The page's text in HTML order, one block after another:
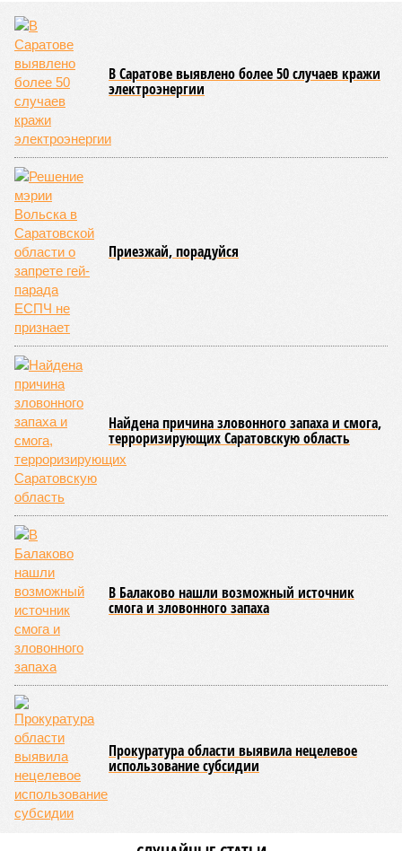
В театральном зале Саратовской государственной консерватории
имени Л. В. Собинова 16 мая состоялся масштабный
благотворительный концерт «Вера, надежда, любовь».
Мероприятие было организовано Образовательным центром по
развитию детского и юношеского творчества, действующим при
Саратовской духовной семинарии по благословению
митрополита Саратовского и Вольского Игнатия.
Инициатором и главным организатором творческого вечера
выступила бессменный руководитель центра
Трошина, которая сумела собрать на одной сцене
воспитанников сразу нескольких православных учебных
заведений области и подарить настоящий праздник тем,
кто особенно нуждается в поддержке и внимании.
Участниками концертной программы стали талантливые
учащиеся самого Образовательного центра, а также
воспитанники Покровской православной классической
гимназии имени святого благоверного князя Александра
Невского и ученики Русской православной классической
гимназии имени преподобного Сергия Радонежского.
В зрительном зале собрались особые гости, ради которых
и задумывалось это душевное мероприятие. Приглашения
получили подопечные благотворительного фонда
«Александр Невский» – дети с ограниченными
возможностями здоровья и их родители, а также учащиеся
школы-интерната, расположенной в городе Марксе. Кроме
того, на концерт прибыли подопечные саратовского
филиала государственного фонда «Защитники Отечества»,
объединяющего членов семей участников специальной
военной операции. В зале также присутствовали сестры
епархиального общества «Милосердие» и прихожане
саратовских храмов.
Благотворительный концерт «Вера, надежда, любовь» (фото: saratov-